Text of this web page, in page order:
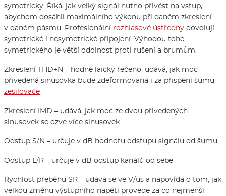
symetricky. Říká, jak velký signál nutno přivést na vstup,
abychom dosáhli maximálního výkonu při daném zkreslení
v daném pásmu. Profesionální rozhlasové ústředny dovolují
symetrické i nesymetrické připojení. Výhodou toho
symetrického je větší odolnost proti rušení a brumům.
Zkreslení THD+N – hodně laicky řečeno, udává, jak moc
přivedená sinusovka bude zdeformovaná i za přispění šumu
zesilovače
Zkreslení IMD – udává, jak moc ze dvou přivedených
sinusovek se ozve více sinusovek
Odstup S/N – určuje v dB hodnotu odstupu signálu od šumu
Odstup L/R – určuje v dB odstup kanálů od sebe
Rychlost přeběhu SR – udává se ve V/us a napovídá o tom, jak
velkou změnu výstupního napětí provede za co nejmenší